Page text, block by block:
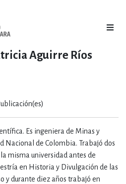
Aguirre Ríos
Es ingeniera de Minas y
Nacional de Colombia. Trabajó dos
misma universidad antes de
en Historia y Divulgación de las
y durante diez años trabajó en